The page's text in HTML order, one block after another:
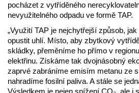
pocházet z vytříděného
nevyužitelného odpadu ve formě TAP.
„Využití TAP je nejchytřejší způsob,
opustit uhlí. Místo, aby zbytkový
skládky, přeměníme ho přímo v
elektřinu. Získáme tak dvojnásobný
zaprvé zabráníme emisím metanu ze
nahradíme fosilní paliva. A stále se